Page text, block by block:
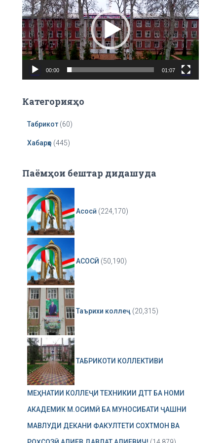
:
d
e
o
P
l
a
00:00 01:07
Категорияҳо
Табрикот (60)
Хабарҳо (445)
Паёмҳои бештар дидашуда
Асосӣ (224,170)
АСОСӢ (50,190)
Таърихи коллеҷ (20,315)
ТАБРИКОТИ КОЛЛЕКТИВИ
МЕҲНАТИИ КОЛЛЕҶИ ТЕХНИКИИ ДТТ БА НОМИ
АКАДЕМИК М.ОСИМӢ БА МУНОСИБАТИ ҶАШНИ
МАВЛУДИ ДЕКАНИ ФАКУЛТЕТИ СОХТМОН ВА